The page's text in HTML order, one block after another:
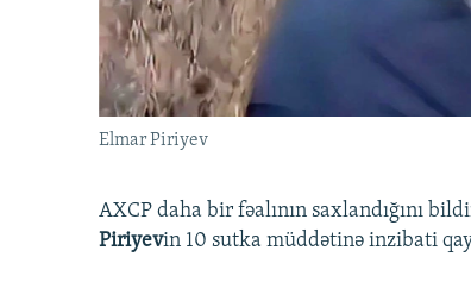
Elmar Piriyev
AXCP daha bir fəalının saxlandığını
Piriyevin 10 sutka müddətinə inzibati